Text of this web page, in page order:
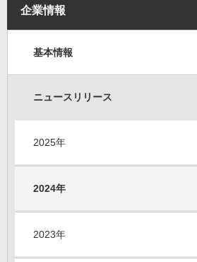
企業情報
基本情報
ニュースリリース
2025年
2024年
2023年